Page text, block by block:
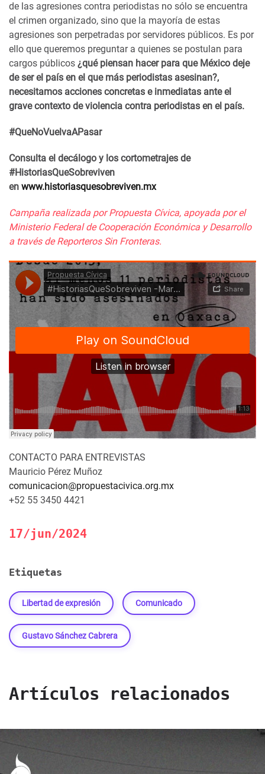
de las agresiones contra periodistas no sólo se encuentra
el crimen organizado, sino que la mayoría de estas
agresiones son perpetradas por servidores públicos. Es por
ello que queremos preguntar a quienes se postulan para
cargos públicos ¿qué piensan hacer para que México deje
de ser el país en el que más periodistas asesinan?,
necesitamos acciones concretas e inmediatas ante el
grave contexto de violencia contra periodistas en el país.
#QueNoVuelvaAPasar
Consulta el decálogo y los cortometrajes de
#HistoriasQueSobreviven
en www.historiasquesobreviven.mx
Campaña realizada por Propuesta Cívica, apoyada por el
Ministerio Federal de Cooperación Económica y Desarrollo
a través de Reporteros Sin Fronteras.
CONTACTO PARA ENTREVISTAS
Mauricio Pérez Muñoz
comunicacion@propuestacivica.org.mx
+52 55 3450 4421
17/jun/2024
Etiquetas
Libertad de expresión Comunicado
Gustavo Sánchez Cabrera
Artículos relacionados